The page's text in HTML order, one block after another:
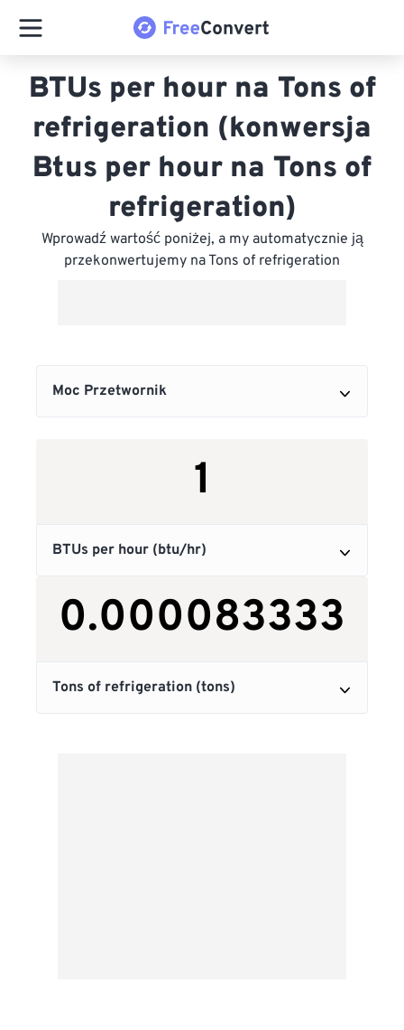
BTUs per hour na Tons of
refrigeration (konwersja
Btus per hour na Tons of
refrigeration)
Wprowadź wartość poniżej, a my automatycznie ją
przekonwertujemy na Tons of refrigeration